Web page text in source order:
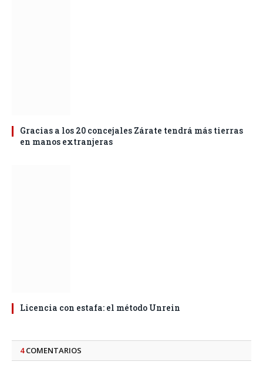
Gracias a los 20 concejales Zárate tendrá más tierras
en manos extranjeras
Licencia con estafa: el método Unrein
4COMENTARIOS